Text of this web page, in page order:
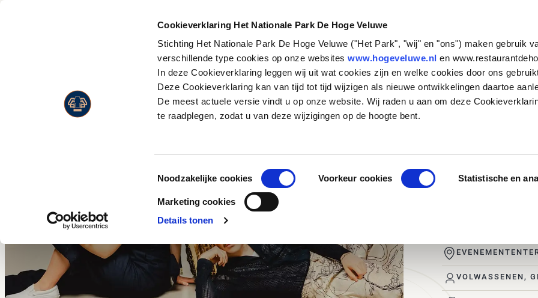
Cookieverklaring Het Nationale Park De Hoge Veluwe
Stichting Het Nationale Park De Hoge Veluwe ("Het Park", "wij" en "ons") maken gebruik
verschillende type cookies op onze websiteswww.hogeveluwe.nl en
In deze Cookieverklaring leggen wij uit wat cookies zijn en welke cookies door ons
Deze Cookieverklaring kan van tijd tot tijd wijzigen als nieuwe ontwikkelingen daartoe
De meest actuele versie vindt u op onze website. Wij raden u aan om deze
te raadplegen, zodat u van deze wijzigingen op de hoogte bent.
Noodzakelijke cookies Voorkeur cookies Statistische en
Marketing cookies
Details tonen
BEZOEK
Route & adres
Activiteiten
Museonder
Jachthuis Sint Hubertus
Kröller-Müller Museum
Fietsen
Paardrijden
Zakelijk bezoek
Families en andere
groepen
Touroperators
Basisschool
Voortgezet Onderwijs
MBO, HBO en WO
Speciaal onderwijs
CULTUUR
Flora
Fauna
Landschappen
Live Wildcam
Historische verhalen
Kunst & Architectuur
Jachthuis Sint Hubertus
Kröller-Müller Museum
Natuurbeheer
Onderzoeken in het Park
Updates
Particulieren
Bedrijven
Fondsen en stichtingen
Organisatie
Werken bij
Stage lopen in
Jouw urn in het
Contact
VOLWASSENEN,